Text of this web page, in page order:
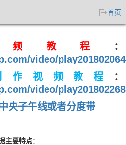
首页
频 教程
：
video/
作 视频教程
：
video/
央子午线或者分度带
主要特点：